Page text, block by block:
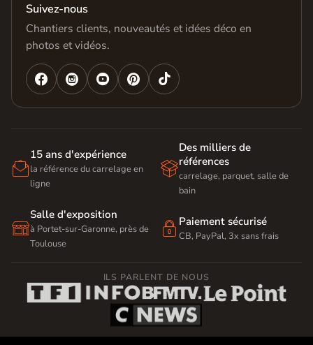
Suivez-nous
Chantiers clients, nouveautés et idées déco en
photos et vidéos.
   

15 ans d'expérience
la référence du carrelage en
ligne

Des milliers de
références
carrelage, parquet, salle de
bain

Salle d'exposition
à Portet-sur-Garonne, près de
Toulouse
 Paiement sécurisé
CB, PayPal, 3x sans frais
ILS PARLENT DE NOUS